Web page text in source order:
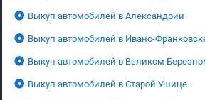
Выкуп автомобилей в Александрии
Выкуп автомобилей в Ивано-
Выкуп автомобилей в Великом
Выкуп автомобилей в Старой Ушице